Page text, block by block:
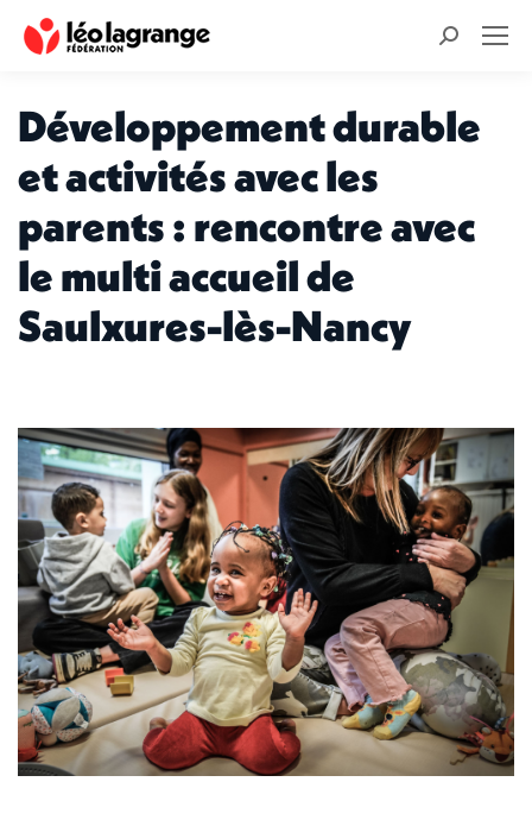
Recherche
Développement durable
et activités avec les
parents : rencontre avec
le multi accueil de
Saulxures-lès-Nancy